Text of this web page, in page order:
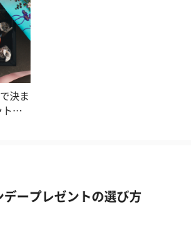
決ま
ト特
ープレゼントの選び方